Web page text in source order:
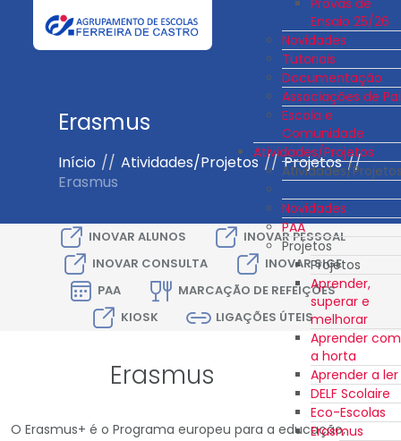
Ensaio 25/26
Novidades
Tutoriais
Documentação
Associações de
Escola e
Comunidade
Atividades/Projetos
Atividades/
Novidades
PAA
Projetos
Projetos
Aprender,
superar e
melhorar
Aprender com
a horta
Aprender a ler
DELF Scolaire
Eco-Escolas
Erasmus
Erasmus
Início // Atividades/Projetos //Projetos //
Erasmus
INOVAR ALUNOS
INOVAR PESSOAL
INOVAR CONSULTA
INOVAR SIGE
PAA
MARCAÇÃO DE REFEIÇÕES
KIOSK
LIGAÇÕES ÚTEIS
Erasmus
O Erasmus+ é o Programa europeu para a educação,